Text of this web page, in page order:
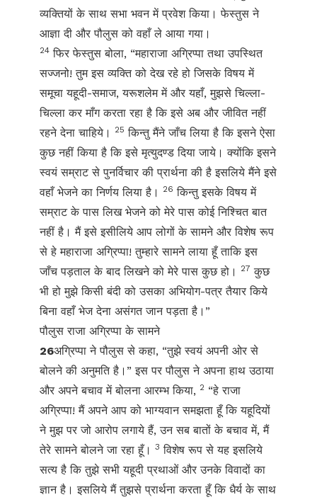
व्यक्तियों के साथ सभा भवन में प्रवेश किया। फेस्तुस ने
आज्ञा दी और पौलुस को वहाँ ले आया गया।
24 फिर फेस्तुस बोला, “महाराजा अग्रिप्पा तथा उपस्थित
सज्जनो! तुम इस व्यक्ति को देख रहे हो जिसके विषय में
समूचा यहूदी-समाज, यरूशलेम में और यहाँ, मुझसे चिल्ला-
चिल्ला कर माँग करता रहा है कि इसे अब और जीवित नहीं
रहने देना चाहिये।
25 किन्तु मैंने जाँच लिया है कि इसने ऐसा
कुछ नहीं किया है कि इसे मृत्युदण्ड दिया जाये। क्योंकि इसने
स्वयं सम्राट से पुनर्विचार की प्रार्थना की है इसलिये मैंने इसे
वहाँ भेजने का निर्णय लिया है।
26 किन्तु इसके विषय में
सम्राट के पास लिख भेजने को मेरे पास कोई निश्चित बात
नहीं है। मैं इसे इसीलिये आप लोगों के सामने और विशेष रूप
से हे महाराजा अग्रिप्पा! तुम्हारे सामने लाया हूँ ताकि इस
जाँच पड़ताल के बाद लिखने को मेरे पास कुछ हो।
27 कुछ
भी हो मुझे किसी बंदी को उसका अभियोग-पत्र तैयार किये
बिना वहाँ भेज देना असंगत जान पड़ता है।”
पौलुस राजा अग्रिप्पा के सामने
26अग्रिप्पा ने पौलुस से कहा, “तुझे स्वयं अपनी ओर से
बोलने की अनुमति है।” इस पर पौलुस ने अपना हाथ उठाया
और अपने बचाव में बोलना आरम्भ किया, 2 “हे राजा
अग्रिप्पा! मैं अपने आप को भाग्यवान समझता हूँ कि यहूदियों
ने मुझ पर जो आरोप लगाये हैं, उन सब बातों के बचाव में, मैं
तेरे सामने बोलने जा रहा हूँ।
3 विशेष रूप से यह इसलिये
सत्य है कि तुझे सभी यहूदी प्रथाओं और उनके विवादों का
ज्ञान है। इसलिये मैं तुझसे प्रार्थना करता हूँ कि धैर्य के साथ